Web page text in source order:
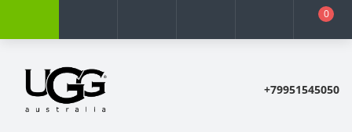
0
+79951545050